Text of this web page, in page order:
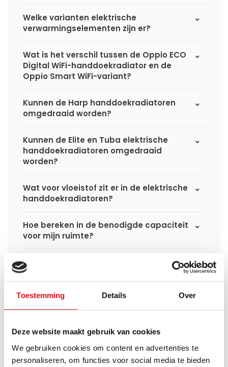
Toestemming Details Over
Deze website maakt gebruik van cookies
We gebruiken cookies om content en advertenties te
personaliseren, om functies voor social media te bieden
Welke varianten elektrische
verwarmingselementen zijn er?
Wat is het verschil tussen de Oppio ECO
Digital WiFi-handdoekradiator en de
Oppio Smart WiFi-variant?
Kunnen de Harp handdoekradiatoren
omgedraaid worden?
Kunnen de Elite en Tuba elektrische
handdoekradiatoren omgedraaid
worden?
Wat voor vloeistof zit er in de elektrische
handdoekradiatoren?
Hoe bereken in de benodigde capaciteit
voor mijn ruimte?
Kan ik de elektrische radiator later ook
als een cv radiator gebruiken?
Verbruikt een elektrische
handdoekradiator veel stroom?